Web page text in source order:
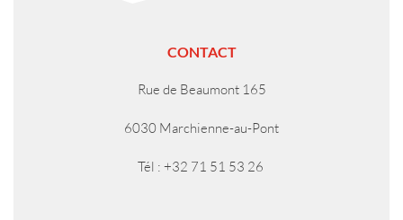
CONTACT
Rue de Beaumont 165
6030 Marchienne-au-Pont
Tél : +32 71 51 53 26